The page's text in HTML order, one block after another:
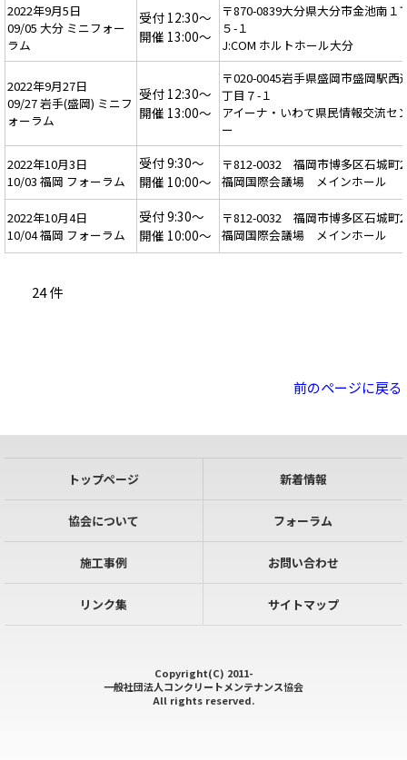
2022年9月5日
09/05 大分 ミニフォー
ラム
受付 12:30～
開催 13:00～
〒870-0839大分県大分市金池南１
５-１
J:COM ホルトホール大分
2022年9月27日
09/27 岩手(盛岡) ミニフ
ォーラム
受付 12:30～
開催 13:00～
〒020-0045岩手県盛岡市盛岡駅西
丁目７-１
アイーナ・いわて県民情報交流セ
ー
2022年10月3日
10/03 福岡 フォーラム
受付 9:30～
開催 10:00～
〒812-0032 福岡市博多区石城町
福岡国際会議場 メインホール
2022年10月4日
10/04 福岡 フォーラム
受付 9:30～
開催 10:00～
〒812-0032 福岡市博多区石城町
福岡国際会議場 メインホール
24 件
前のページに戻る
トップページ 新着情報
協会について フォーラム
施工事例 お問い合わせ
リンク集 サイトマップ
Copyright(C) 2011-
一般社団法人コンクリートメンテナンス協会
All rights reserved.